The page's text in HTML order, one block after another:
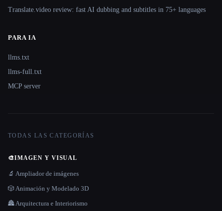
Translate.video review: fast AI dubbing and subtitles in 75+ languages
PARA IA
llms.txt
llms-full.txt
MCP server
TODAS LAS CATEGORÍAS
🎨IMAGEN Y VISUAL
🔬 Ampliador de imágenes
🎲 Animación y Modelado 3D
🏯 Arquitectura e Interiorismo